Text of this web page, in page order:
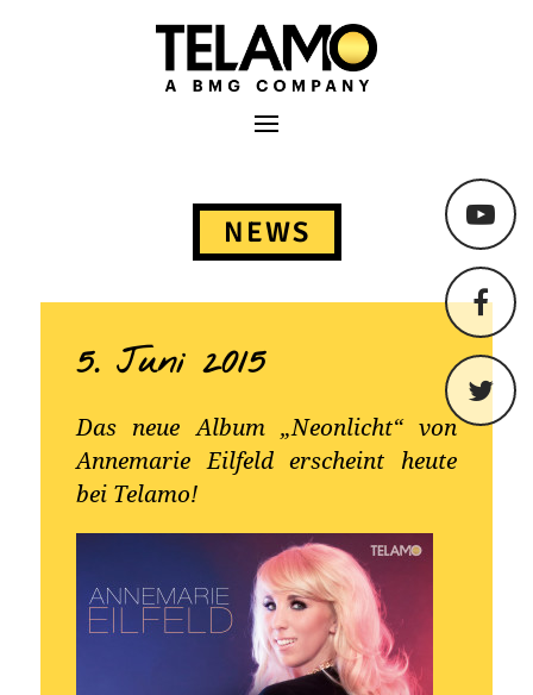
TELAMO
Primäres Menü
NEWS
5. Juni 2015
Das neue Album „Neonlicht“ von
Annemarie Eilfeld erscheint heute
bei Telamo!